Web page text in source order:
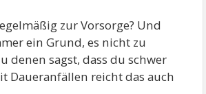
zur Vorsorge? Und
ein Grund, es nicht zu
denen sagst, dass du schwer
Daueranfällen reicht das auch